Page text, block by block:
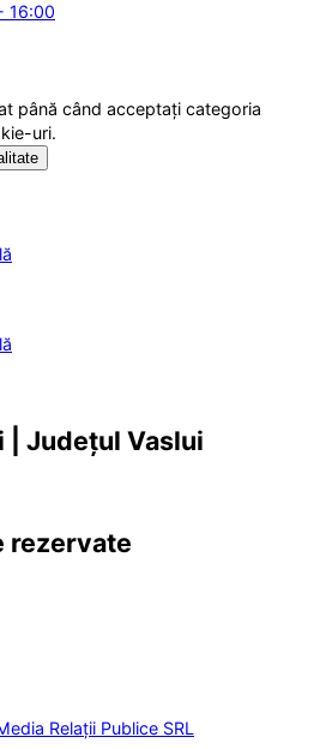
16:00
până când acceptați categoria
uri.
| Județul Vaslui
rezervate
Relații Publice SRL